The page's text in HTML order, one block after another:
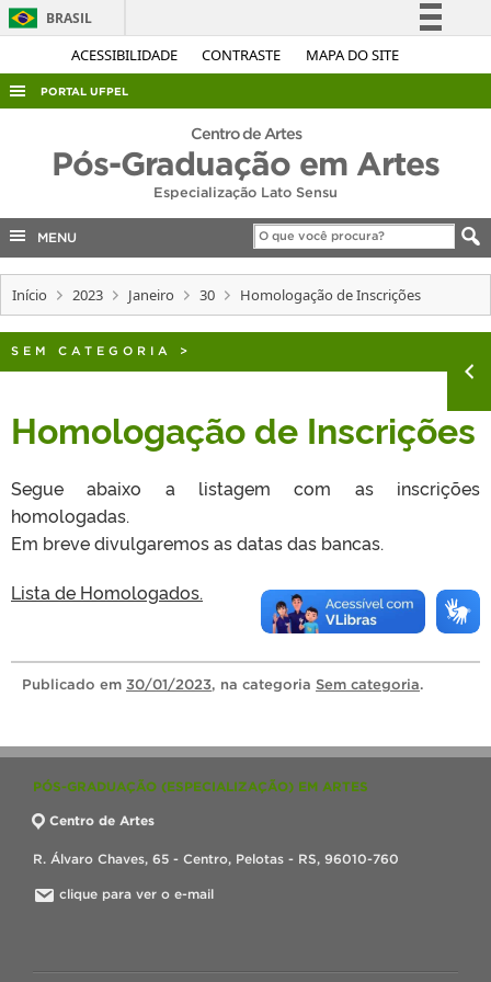
ACESSIBILIDADE CONTRASTE MAPA DO SITE
BRASIL
Simplifique!
Acesso à informação
Canais
PORTAL UFPEL
AUDITORIA
CONCURSOS
EDITAIS
INTERNACIONAL
OUVIDORIA
TELEFONES
Centro de Artes
Pós-Graduação em Artes
Especialização Lato Sensu
MENU
Início 2023 Janeiro 30 Homologação de Inscrições
SEM CATEGORIA >
Homologação de Inscrições
Segue abaixo a listagem com as inscrições
homologadas.
Em breve divulgaremos as datas das bancas.
Lista de Homologados.
Publicado em 30/01/2023, na categoria Sem categoria.
PÓS-GRADUAÇÃO (ESPECIALIZAÇÃO) EM ARTES
Centro de Artes
R. Álvaro Chaves, 65 - Centro, Pelotas - RS, 96010-760
clique para ver o e-mail